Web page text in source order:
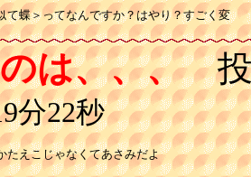
て蝶＞ってなんですか？はやり？すごく変
は、、、投
分22秒
えこじゃなくてあさみだよ